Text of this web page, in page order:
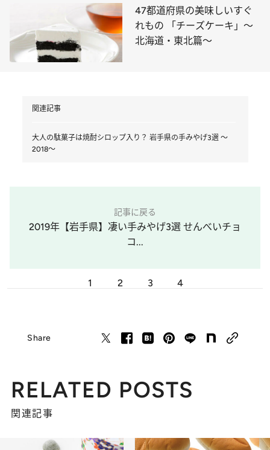
47都道府県の美味しいすぐ
れもの 「チーズケーキ」～
北海道・東北篇～
関連記事
大人の駄菓子は焼酎シロップ入り？ 岩手県の手みやげ3選 ～
2018～
記事に戻る
2019年【岩手県】凄い手みやげ3選 せんべいチョ
コ...
1 2 3 4
Share
RELATED POSTS
関連記事